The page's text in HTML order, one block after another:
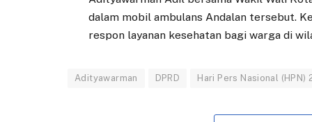
dalam mobil ambulans Andalan tersebut.
respon layanan kesehatan bagi warga di
Adityawarman DPRD Hari Pers Nasional (HPN)